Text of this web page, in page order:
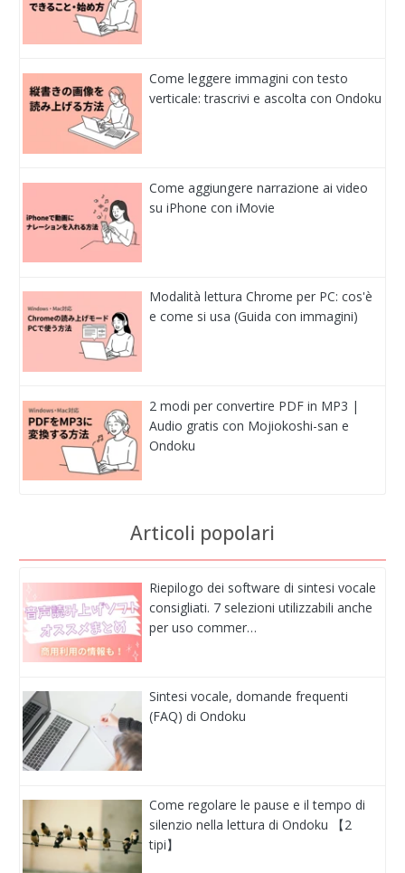
Come leggere immagini con testo
verticale: trascrivi e ascolta con Ondoku
Come aggiungere narrazione ai video
su iPhone con iMovie
Modalità lettura Chrome per PC: cos'è
e come si usa (Guida con immagini)
2 modi per convertire PDF in MP3 |
Audio gratis con Mojiokoshi-san e
Ondoku
Articoli popolari
Riepilogo dei software di sintesi vocale
consigliati. 7 selezioni utilizzabili anche
per uso commer…
Sintesi vocale, domande frequenti
(FAQ) di Ondoku
Come regolare le pause e il tempo di
silenzio nella lettura di Ondoku 【2
tipi】